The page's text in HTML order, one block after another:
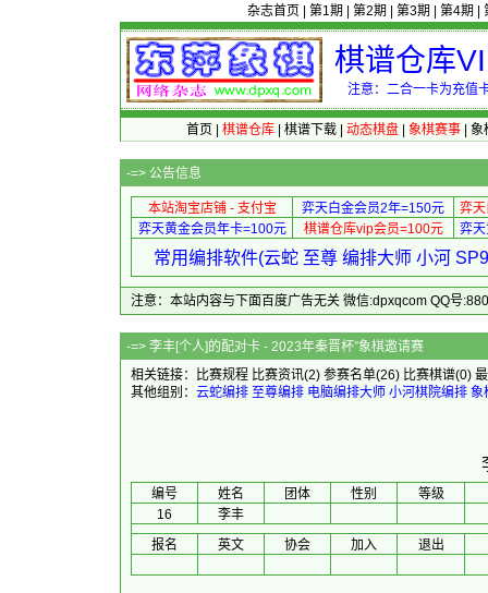
杂志首页 第1期 第2期 第3期 第4期
棋谱仓库
注意：二合一卡为充值
首页 棋谱仓库| 棋谱下载| 动态棋盘| 象棋赛事| 象
-=> 公告信息
本站淘宝店铺 - 支付宝 弈天白金会员2年=150元
弈
弈天黄金会员年卡=100元
棋谱仓库vip会员=100元 弈
常用编排软件(云蛇 至尊 编排大师 小河
注意：本站内容与下面百度广告无关 微信:dpxqcom QQ号
-=> 李丰[个人]的配对卡 -
相关链接：
比赛规程 比赛资讯(2) 参赛名单(26) 比赛棋谱(0)
其他组别： 云蛇编排 至尊编排 电脑编排大师 小河棋院编排 象
编号 姓名 团体 性别
等级
16
李丰
报名
英文 协会 加入 退出